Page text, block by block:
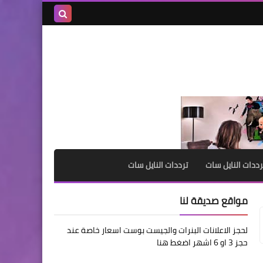
النايل سات ترددات النايل سات
مواقع صديقة لنا
لحجز الاعلانات البنرات والجيست بوست اسعار خاصة عند
حجز 3 او 6 اشهر اضغط هنا